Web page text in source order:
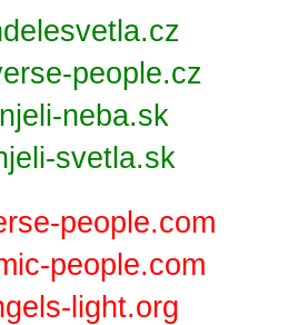
people.cz
neba.sk
svetla.sk
people.com
people.com
light.org